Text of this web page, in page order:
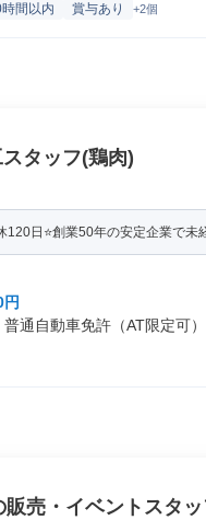
間以内 賞与あり +2個
スタッフ(鶏肉)
120日⭐創業50年の安定企業で
通自動車免許（AT限定可）
売・イベントスタッ